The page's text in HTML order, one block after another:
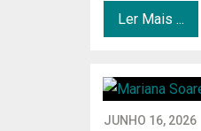
Ler Mais ...
JUNHO 16, 2026